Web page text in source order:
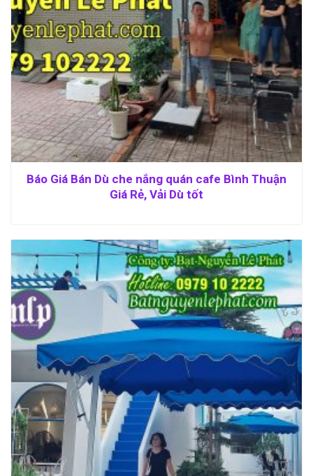
Báo Giá Bán Dù che nắng quán cafe Bình Thuận
Giá Rẻ, Vải Dù tốt